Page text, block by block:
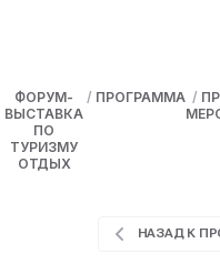
ФОРУМ-
ВЫСТАВКА
ПО
ТУРИЗМУ
ОТДЫХ
/ ПРОГРАММА /
НАЗАД К